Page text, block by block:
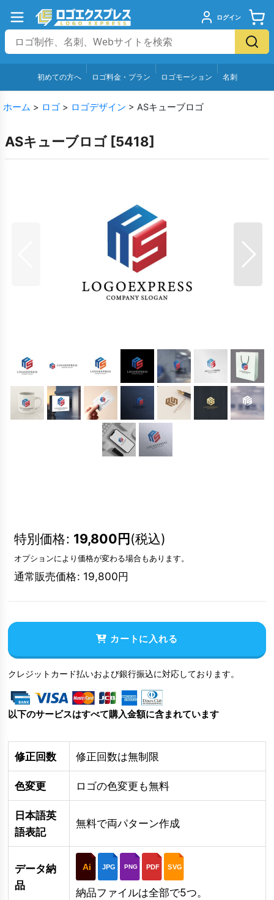
ログイン
初めての方へ ロゴ料金・プラン ロゴモーション 名刺
ホーム > ロゴ > ロゴデザイン > ASキューブロゴ
ASキューブロゴ [5418]
特別価格: 19,800円(税込)
オプションにより価格が変わる場合もあります。
通常販売価格: 19,800円
カートに入れる
クレジットカード払いおよび銀行振込に対応しております。
以下のサービスはすべて購入金額に含まれています
修正回数 修正回数は無制限
色変更 ロゴの色変更も無料
日本語英
語表記
無料で両パターン作成
データ納
品
Ai JPG PNG PDF SVG
納品ファイルは全部で5つ。